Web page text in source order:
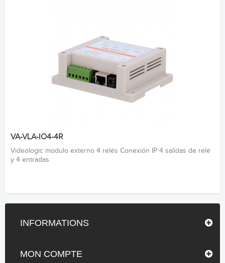
VA-VLA-IO4-4R
Videologic modulo externo 4 relés Conexión IP 4 salidas de relé
y 4 entradas
INFORMATIONS
MON COMPTE